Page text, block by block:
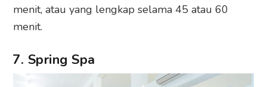
menit, atau yang lengkap selama 45 atau 60
menit.
7. Spring Spa